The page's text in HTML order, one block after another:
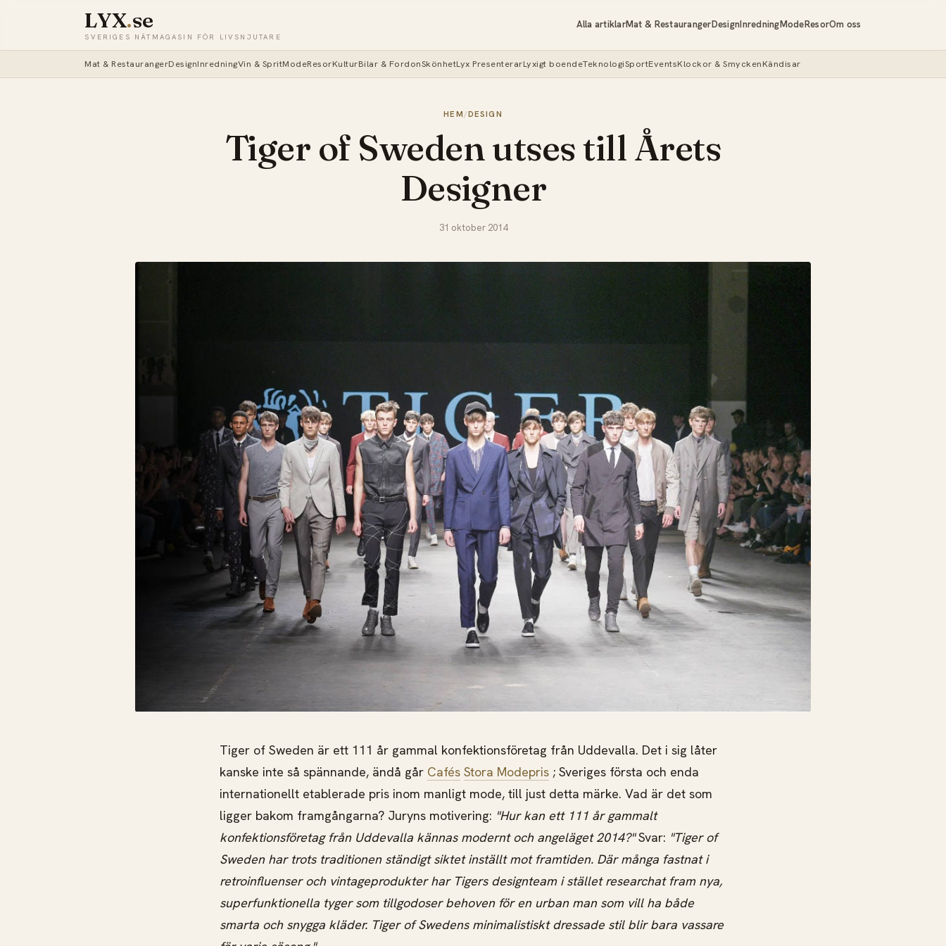
LYX.se
SVERIGES NÄTMAGASIN FÖR LIVSNJUTARE
Alla artiklarMat & RestaurangerDesignInredningModeResorOm oss
Mat & RestaurangerDesignInredningVin & SpritModeResorKulturBilar & FordonSkönhetLyx PresenterarLyxigt boendeTeknologiSportEventsKlockor & SmyckenKändisar
HEM/DESIGN
Tiger of Sweden utses till Årets
Designer
31 oktober 2014
Tiger of Sweden är ett 111 år gammal konfektionsföretag från Uddevalla. Det i sig låter
kanske inte så spännande, ändå går Cafés Stora Modepris ; Sveriges första och enda
internationellt etablerade pris inom manligt mode, till just detta märke. Vad är det som
ligger bakom framgångarna? Juryns motivering: "Hur kan ett 111 år gammalt
konfektionsföretag från Uddevalla kännas modernt och angeläget 2014?"Svar: "Tiger of
Sweden har trots traditionen ständigt siktet inställt mot framtiden. Där många fastnat i
retroinfluenser och vintageprodukter har Tigers designteam i stället researchat fram nya,
superfunktionella tyger som tillgodoser behoven för en urban man som vill ha både
smarta och snygga kläder. Tiger of Swedens minimalistiskt dressade stil blir bara vassare